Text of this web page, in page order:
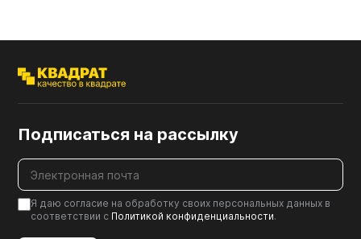
Подписаться на рассылку
Я даю согласие на обработку своих персональных данных в
соответствии с Политикой конфиденциальности.